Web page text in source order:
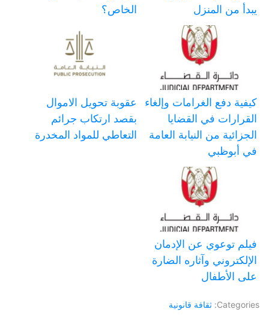
يبدأ من المنزل
الخاص؟
كيفية دفع الغرامات وإلغاء
القرارات في القضايا
الجزائية من النيابة العامة
في أبوظبي
عقوبة تحويل الاموال
بقصد ارتكاب جرائم
التعاطي للمواد المخدرة
فيلم توعوي عن الإدمان
الإلكتروني وآثاره الضارة
على الأطفال
Categories: ثقافة قانونية